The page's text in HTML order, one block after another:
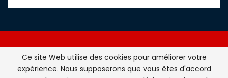
Atlasinfo.fr : l'essentiel de l'actualité de la France et du
Ce site Web utilise des cookies pour améliorer votre
expérience. Nous supposerons que vous êtes d'accord